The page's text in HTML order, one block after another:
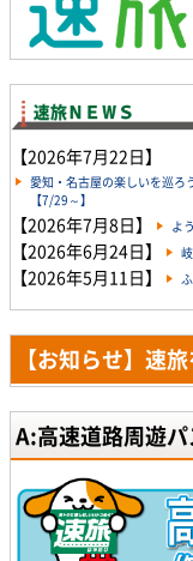
【2026年7月22日】
愛知・名古屋の楽しいを巡ろ
【7/29～】
【2026年7月8日】 よ
【2026年6月24日】
【2026年5月11日】
【お知らせ】速
A:高速道路周遊